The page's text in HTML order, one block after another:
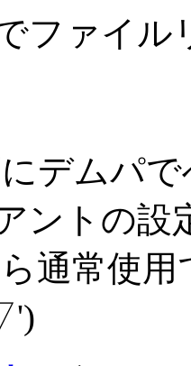
ファイ
デムパ
ントの設
通常使